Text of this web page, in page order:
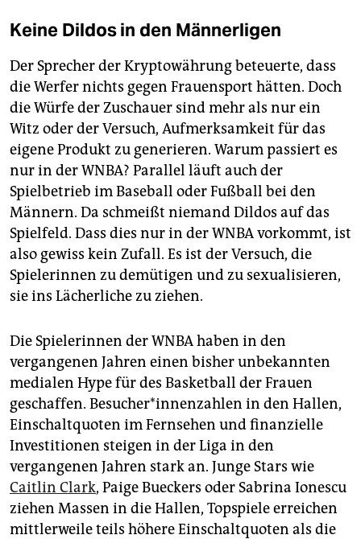
Keine Dildos in den Männerligen
Der Sprecher der Kryptowährung beteuerte, dass
die Werfer nichts gegen Frauensport hätten. Doch
die Würfe der Zuschauer sind mehr als nur ein
Witz oder der Versuch, Aufmerksamkeit für das
eigene Produkt zu generieren. Warum passiert es
nur in der WNBA? Parallel läuft auch der
Spielbetrieb im Baseball oder Fußball bei den
Männern. Da schmeißt niemand Dildos auf das
Spielfeld. Dass dies nur in der WNBA vorkommt, ist
also gewiss kein Zufall. Es ist der Versuch, die
Spielerinnen zu demütigen und zu sexualisieren,
sie ins Lächerliche zu ziehen.
Die Spielerinnen der WNBA haben in den
vergangenen Jahren einen bisher unbekannten
medialen Hype für des Basketball der Frauen
geschaffen. Be­su­che­r*in­nen­zah­len in den Hallen,
Einschaltquoten im Fernsehen und finanzielle
Investitionen steigen in der Liga in den
vergangenen Jahren stark an. Junge Stars wie
Caitlin Clark, Paige Bueckers oder Sabrina Ionescu
ziehen Massen in die Hallen, Topspiele erreichen
mittlerweile teils höhere Einschaltquoten als die